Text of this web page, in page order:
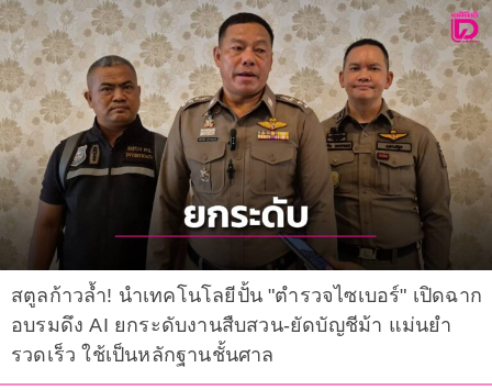
สตูลก้าวล้ำ! นำเทคโนโลยีปั้น "ตำรวจไซเบอร์" เปิดฉาก
อบรมดึง AI ยกระดับงานสืบสวน-ยัดบัญชีม้า แม่นยำ
รวดเร็ว ใช้เป็นหลักฐานชั้นศาล